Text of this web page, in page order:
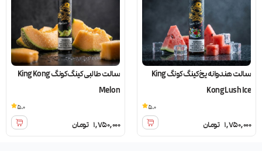
سالت هندوانه یخ کینگ کونگ King
Kong Lush Ice
1,750,000 تومان
5.0
سالت طالبی کینگ کونگ King Kong
Melon
1,750,000 تومان
5.0